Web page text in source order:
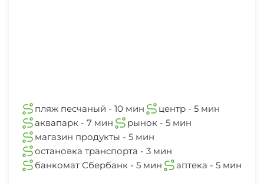
пляж песчаный - 10 мин
центр - 5 мин
аквапарк - 7 мин
рынок - 5 мин
магазин продукты - 5 мин
остановка транспорта - 3 мин
банкомат Сбербанк - 5 мин
аптека - 5 мин